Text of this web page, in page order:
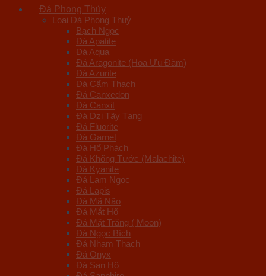
Đá Phong Thủy
Loại Đá Phong Thuỷ
Bạch Ngọc
Đá Apatite
Đá Aqua
Đá Aragonite (Hoa Ưu Đàm)
Đá Azurite
Đá Cẩm Thạch
Đá Canxedon
Đá Canxit
Đá Dzi Tây Tạng
Đá Fluorite
Đá Garnet
Đá Hổ Phách
Đá Khổng Tước (Malachite)
Đá Kyanite
Đá Lam Ngọc
Đá Lapis
Đá Mã Não
Đá Mắt Hổ
Đá Mặt Trăng ( Moon)
Đá Ngọc Bích
Đá Nham Thạch
Đá Onyx
Đá San Hô